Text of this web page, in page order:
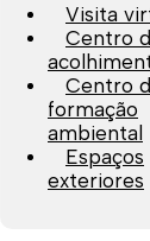
Visita
Centro
Centro
formação
ambiental
Espaços
exteriores